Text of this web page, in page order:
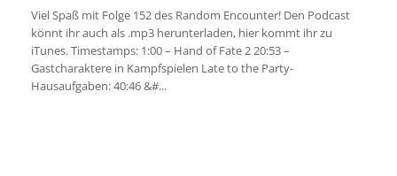
Viel Spaß mit Folge 152 des Random Encounter! Den Podcast
könnt ihr auch als .mp3 herunterladen, hier kommt ihr zu
iTunes. Timestamps: 1:00 – Hand of Fate 2 20:53 –
Gastcharaktere in Kampfspielen Late to the Party-
Hausaufgaben: 40:46 &#...